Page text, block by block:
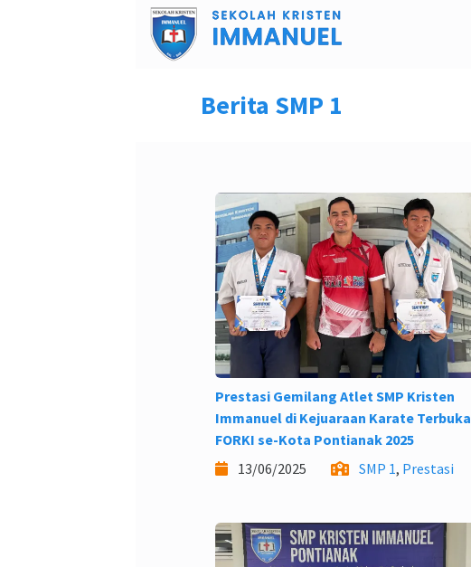
Berita SMP 1
Prestasi Gemilang Atlet SMP Kristen
Immanuel di Kejuaraan Karate Terbuka
FORKI se-Kota Pontianak 2025
13/06/2025
SMP 1, Prestasi